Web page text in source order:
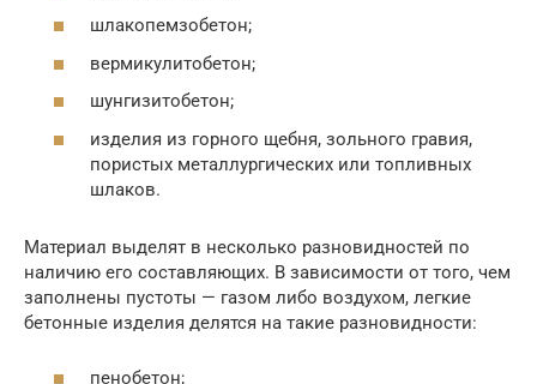
шлакопемзобетон;
вермикулитобетон;
шунгизитобетон;
изделия из горного щебня, зольного гравия,
пористых металлургических или топливных
шлаков.
Материал выделят в несколько разновидностей по
наличию его составляющих. В зависимости от того, чем
заполнены пустоты — газом либо воздухом, легкие
бетонные изделия делятся на такие разновидности:
пенобетон;